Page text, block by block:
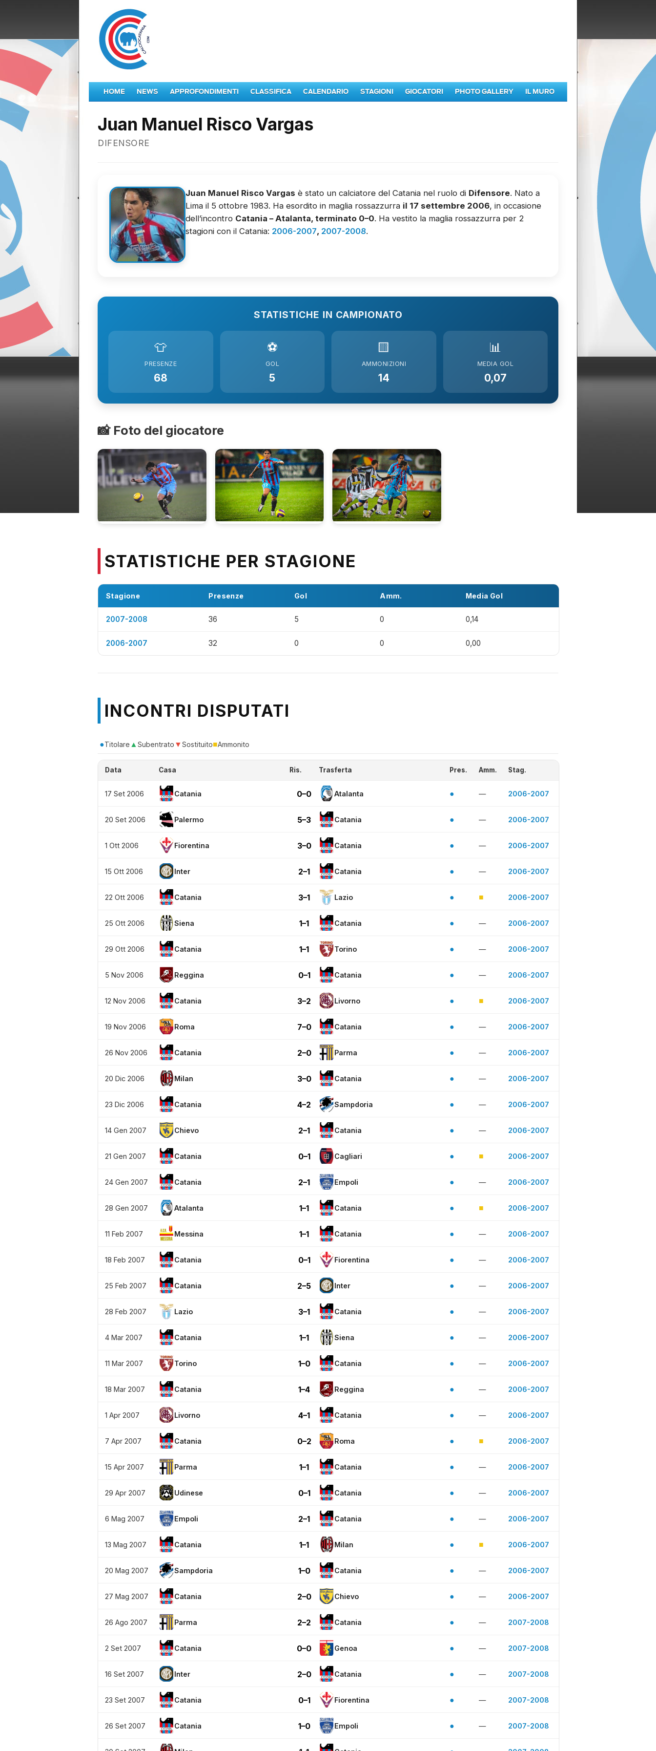
HOME NEWS APPROFONDIMENTI CLASSIFICA CALENDARIO STAGIONI GIOCATORI PHOTO GALLERY IL MURO
Juan Manuel Risco Vargas
DIFENSORE
Juan Manuel Risco Vargas è stato un calciatore del Catania nel ruolo di Difensore. Nato a
Lima il 5 ottobre 1983. Ha esordito in maglia rossazzurra il 17 settembre 2006, in occasione
dell’incontro Catania – Atalanta, terminato 0–0. Ha vestito la maglia rossazzurra per 2
stagioni con il Catania: 2006-2007, 2007-2008.
STATISTICHE IN CAMPIONATO
👕
PRESENZE
68
⚽
GOL
5
🟨
AMMONIZIONI
14
📊
MEDIA GOL
0,07
📸 Foto del giocatore
STATISTICHE PER STAGIONE
Stagione Presenze Gol Amm. Media Gol
2007-2008 36 5 0 0,14
2006-2007 32 0 0 0,00
INCONTRI DISPUTATI
●Titolare ▲Subentrato ▼Sostituito■Ammonito
Data Casa Ris. Trasferta Pres. Amm. Stag.
17 Set 2006 Catania 0–0 Atalanta ● — 2006-2007
20 Set 2006 Palermo 5–3 Catania ● — 2006-2007
1 Ott 2006 Fiorentina 3–0 Catania ● — 2006-2007
15 Ott 2006 Inter 2–1 Catania ● — 2006-2007
22 Ott 2006 Catania 3–1 Lazio ● ■ 2006-2007
25 Ott 2006 Siena 1–1 Catania ● — 2006-2007
29 Ott 2006 Catania 1–1 Torino ● — 2006-2007
5 Nov 2006 Reggina 0–1 Catania ● — 2006-2007
12 Nov 2006 Catania 3–2 Livorno ● ■ 2006-2007
19 Nov 2006 Roma 7–0 Catania ● — 2006-2007
26 Nov 2006 Catania 2–0 Parma ● — 2006-2007
20 Dic 2006 Milan 3–0 Catania ● — 2006-2007
23 Dic 2006 Catania 4–2 Sampdoria ● — 2006-2007
14 Gen 2007 Chievo 2–1 Catania ● — 2006-2007
21 Gen 2007 Catania 0–1 Cagliari ● ■ 2006-2007
24 Gen 2007 Catania 2–1 Empoli ● — 2006-2007
28 Gen 2007 Atalanta 1–1 Catania ● ■ 2006-2007
11 Feb 2007 Messina 1–1 Catania ● — 2006-2007
18 Feb 2007 Catania 0–1 Fiorentina ● — 2006-2007
25 Feb 2007 Catania 2–5 Inter ● — 2006-2007
28 Feb 2007 Lazio 3–1 Catania ● — 2006-2007
4 Mar 2007 Catania 1–1 Siena ● — 2006-2007
11 Mar 2007 Torino 1–0 Catania ● — 2006-2007
18 Mar 2007 Catania 1–4 Reggina ● — 2006-2007
1 Apr 2007 Livorno 4–1 Catania ● — 2006-2007
7 Apr 2007 Catania 0–2 Roma ● ■ 2006-2007
15 Apr 2007 Parma 1–1 Catania ● — 2006-2007
29 Apr 2007 Udinese 0–1 Catania ● — 2006-2007
6 Mag 2007 Empoli 2–1 Catania ● — 2006-2007
13 Mag 2007 Catania 1–1 Milan ● ■ 2006-2007
20 Mag 2007 Sampdoria 1–0 Catania ● — 2006-2007
27 Mag 2007 Catania 2–0 Chievo ● — 2006-2007
26 Ago 2007 Parma 2–2 Catania ● — 2007-2008
2 Set 2007 Catania 0–0 Genoa ● — 2007-2008
16 Set 2007 Inter 2–0 Catania ● — 2007-2008
23 Set 2007 Catania 0–1 Fiorentina ● — 2007-2008
26 Set 2007 Catania 1–0 Empoli ● — 2007-2008